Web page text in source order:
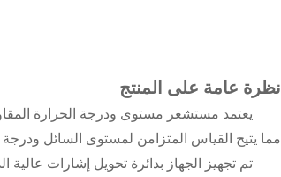
نظرة عامة على المنتج
مما يتيح القياس المتزامن لمستوى السائل